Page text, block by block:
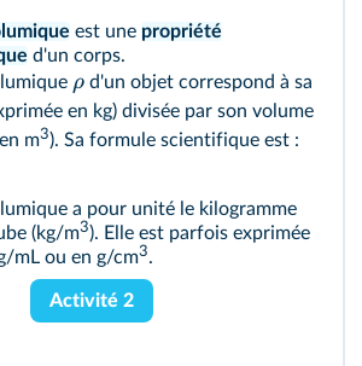
est une propriété
d'un corps.
ρ d'un objet correspond à sa
en kg) divisée par son volume
m3). Sa formule scientifique est :
a pour unité le kilogramme
(kg/m3). Elle est parfois exprimée
mL ou en g/cm3.
Activité 2